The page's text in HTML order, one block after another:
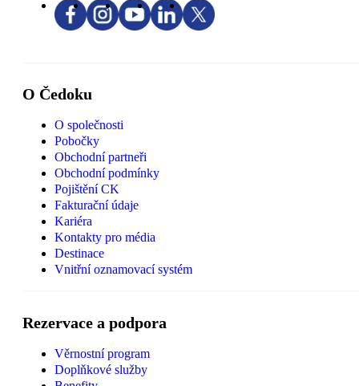
O Čedoku
O společnosti
Pobočky
Obchodní partneři
Obchodní podmínky
Pojištění CK
Fakturační údaje
Kariéra
Kontakty pro média
Destinace
Vnitřní oznamovací systém
Rezervace a podpora
Věrnostní program
Doplňkové služby